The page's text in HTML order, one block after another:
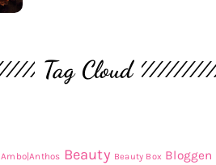
Tag Cloud
Ambo|Anthos Beauty Beauty Box Bloggen